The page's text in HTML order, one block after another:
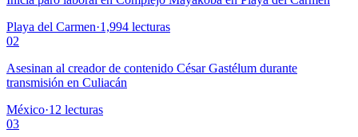
Playa del Carmen·1,994 lecturas
02
Asesinan al creador de contenido César Gastélum durante
transmisión en Culiacán
México·12 lecturas
03